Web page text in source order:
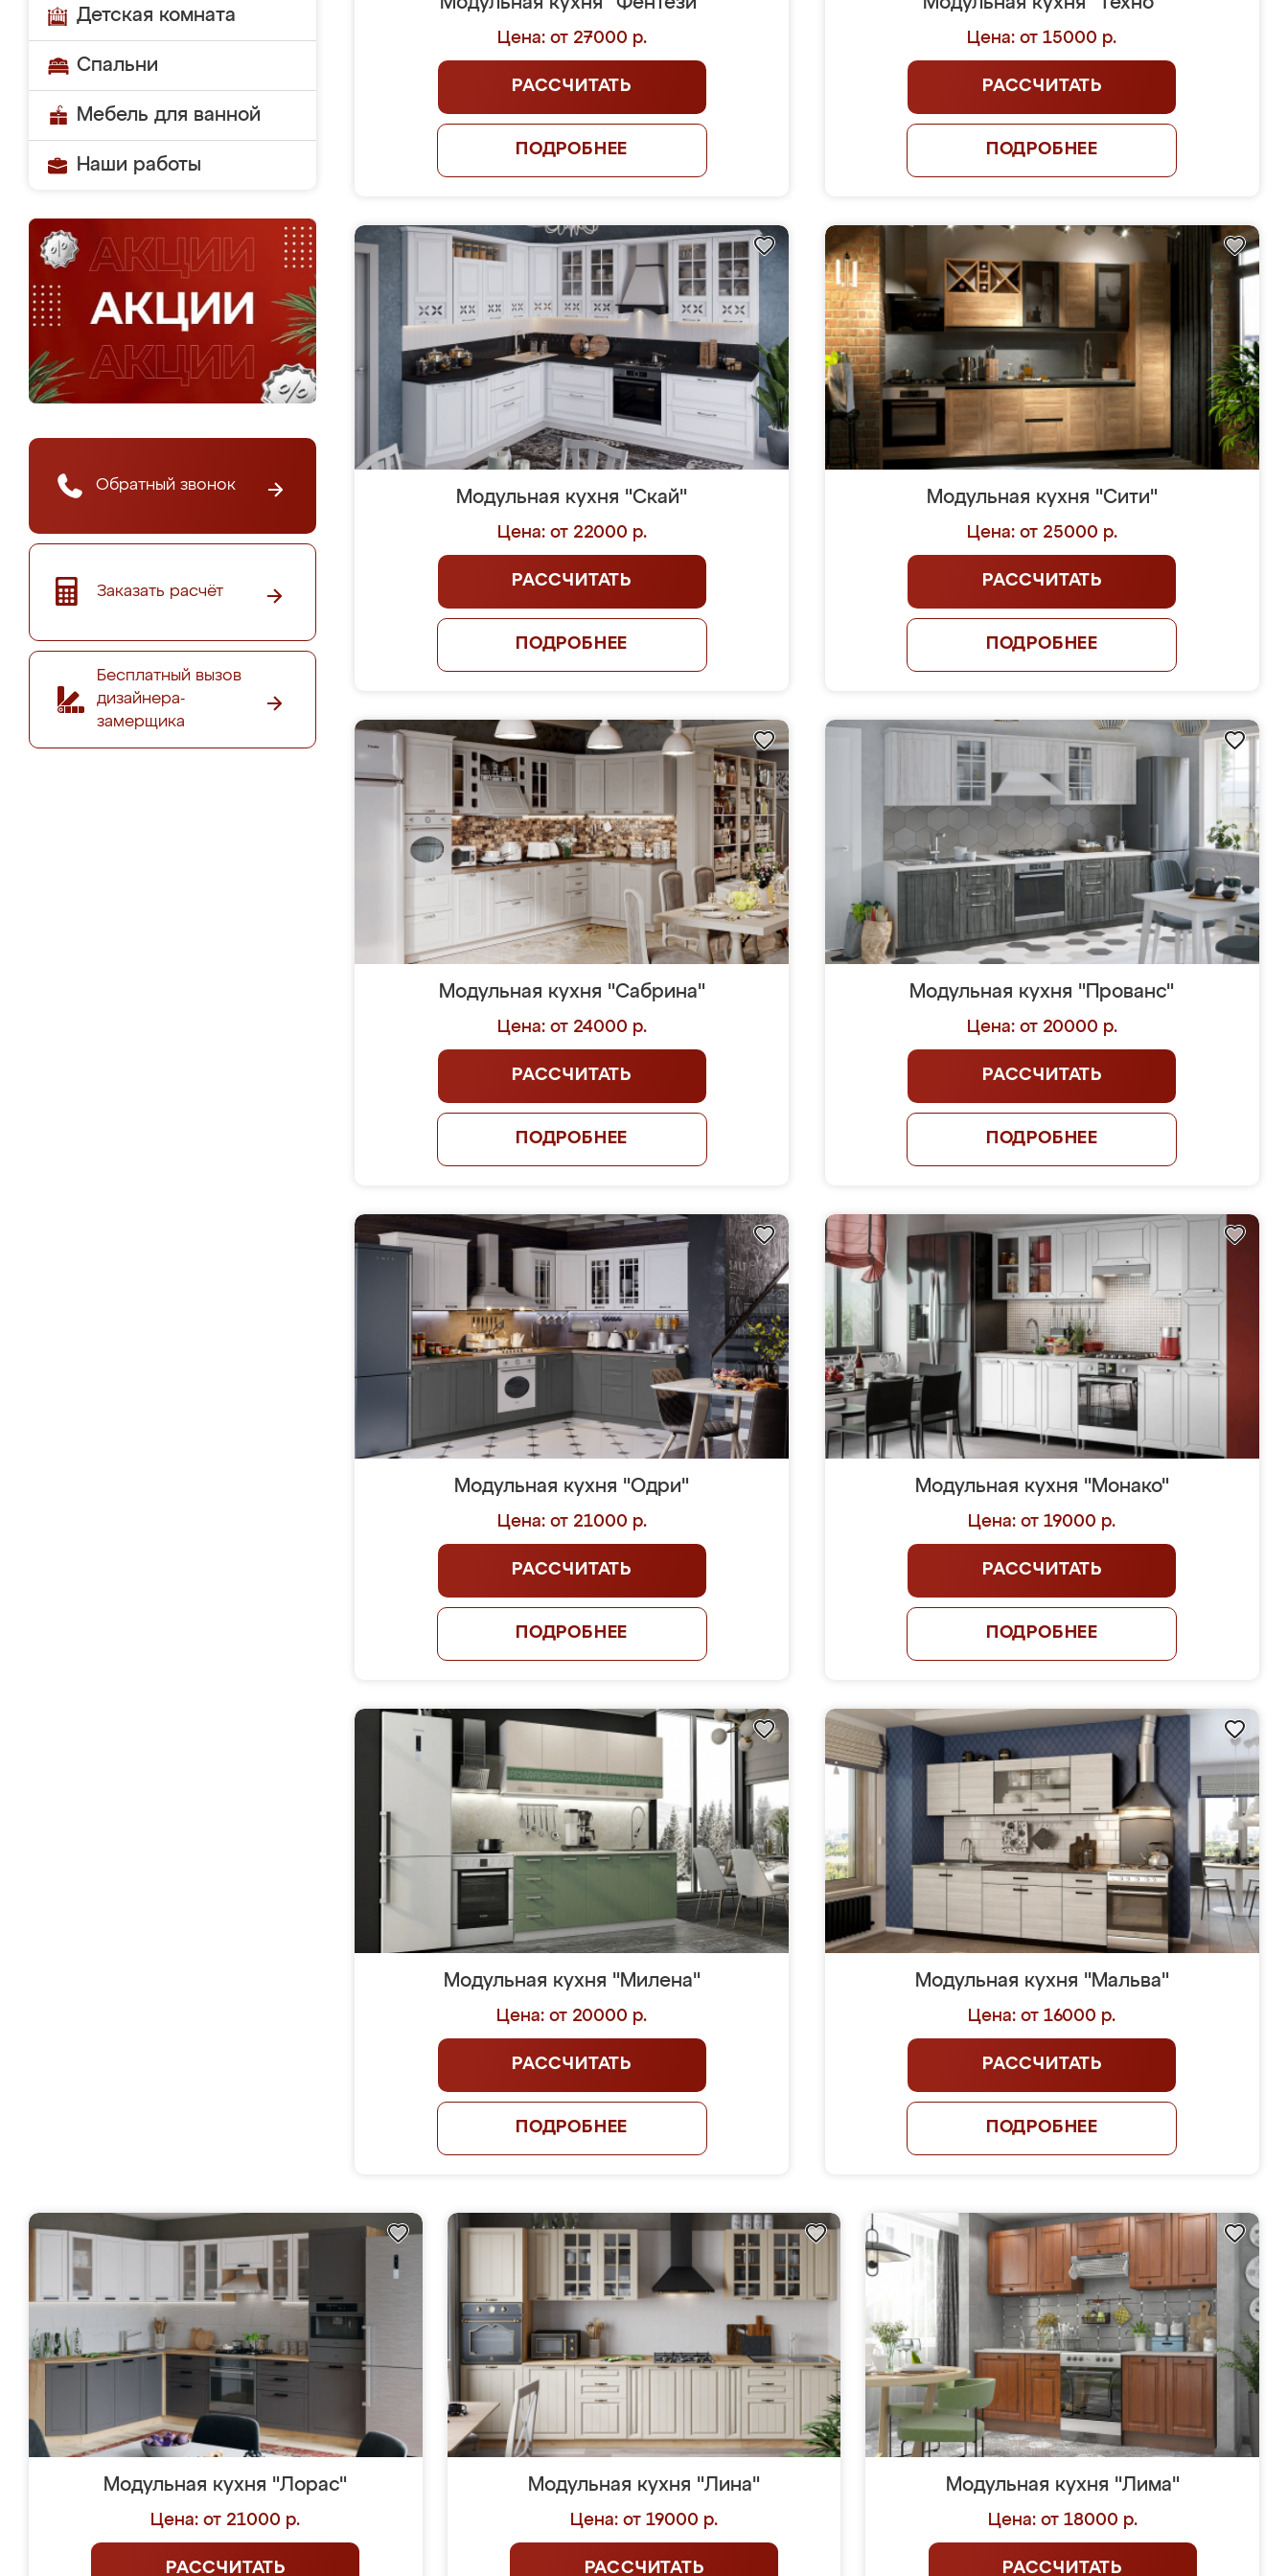
Детская комната
Спальни
Мебель для ванной
Наши работы
Обратный звонок
Заказать расчёт
Бесплатный вызов
дизайнера-
замерщика
Цена: от 27000 р.
РАССЧИТАТЬ
ПОДРОБНЕЕ
Цена: от 15000 р.
РАССЧИТАТЬ
ПОДРОБНЕЕ
Модульная кухня "Скай"
Цена: от 22000 р.
РАССЧИТАТЬ
ПОДРОБНЕЕ
Модульная кухня "Сити"
Цена: от 25000 р.
РАССЧИТАТЬ
ПОДРОБНЕЕ
Модульная кухня "Сабрина"
Цена: от 24000 р.
РАССЧИТАТЬ
ПОДРОБНЕЕ
Модульная кухня "Прованс"
Цена: от 20000 р.
РАССЧИТАТЬ
ПОДРОБНЕЕ
Модульная кухня "Одри"
Цена: от 21000 р.
РАССЧИТАТЬ
ПОДРОБНЕЕ
Модульная кухня "Монако"
Цена: от 19000 р.
РАССЧИТАТЬ
ПОДРОБНЕЕ
Модульная кухня "Милена"
Цена: от 20000 р.
РАССЧИТАТЬ
ПОДРОБНЕЕ
Модульная кухня "Мальва"
Цена: от 16000 р.
РАССЧИТАТЬ
ПОДРОБНЕЕ
Модульная кухня "Лорас"
Цена: от 21000 р.
РАССЧИТАТЬ
Модульная кухня "Лина"
Цена: от 19000 р.
РАССЧИТАТЬ
Модульная кухня "Лима"
Цена: от 18000 р.
РАССЧИТАТЬ